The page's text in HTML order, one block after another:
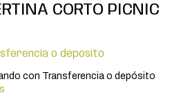
CORTO PICNIC
o depósito
con Transferencia o depósito